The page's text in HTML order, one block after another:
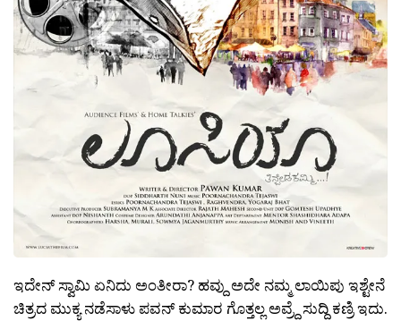
ಇದೇನ್ ಸ್ವಾಮಿ ಏನಿದು ಅಂತೀರಾ? ಹವ್ದು ಅದೇ ನಮ್ಮ ಲಾಯಿಪು ಇಶ್ಟೇನೆ
ಚಿತ್ರದ ಮುಕ್ಯ ನಡೆಸಾಳು ಪವನ್ ಕುಮಾರ ಗೊತ್ತಲ್ಲ ಅವ್ರ್ದೆ ಸುದ್ದಿ ಕಣ್ರಿ ಇದು.